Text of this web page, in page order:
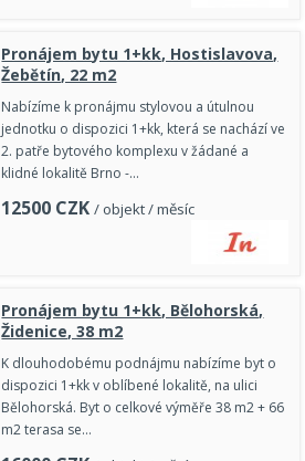
Pronájem bytu 1+kk, Hostislavova,
Žebětín, 22 m2
Nabízíme k pronájmu stylovou a útulnou
jednotku o dispozici 1+kk, která se nachází ve
2. patře bytového komplexu v žádané a
klidné lokalitě Brno -…
12500 CZK / objekt / měsíc
Pronájem bytu 1+kk, Bělohorská,
Židenice, 38 m2
K dlouhodobému podnájmu nabízíme byt o
dispozici 1+kk v oblíbené lokalitě, na ulici
Bělohorská. Byt o celkové výměře 38 m2 + 66
m2 terasa se…